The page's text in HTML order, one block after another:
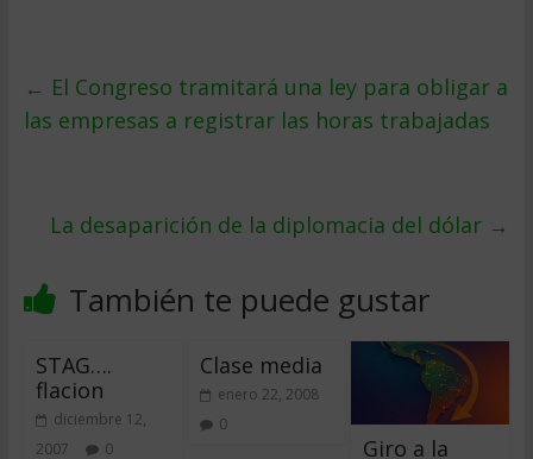
← El Congreso tramitará una ley para obligar a
las empresas a registrar las horas trabajadas
La desaparición de la diplomacia del dólar →
También te puede gustar
STAG….
flacion
diciembre 12,
2007
0
Clase media
enero 22, 2008
0
Giro a la